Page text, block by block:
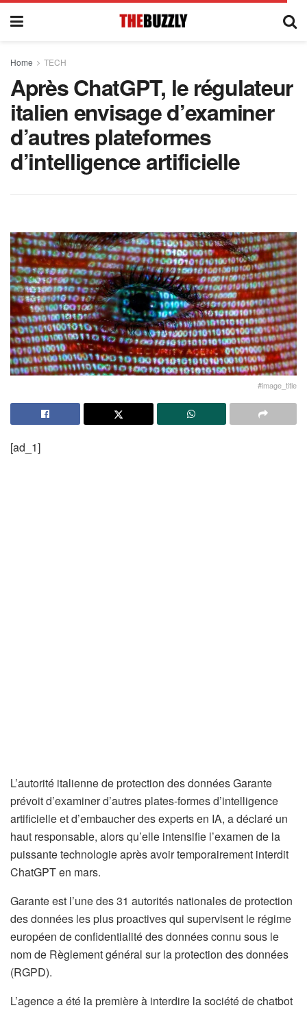
Home TECH
Après ChatGPT, le régulateur
italien envisage d’examiner
d’autres plateformes
d’intelligence artificielle
#image_title
[ad_1]
L’autorité italienne de protection des données Garante
prévoit d’examiner d’autres plates-formes d’intelligence
artificielle et d’embaucher des experts en IA, a déclaré un
haut responsable, alors qu’elle intensifie l’examen de la
puissante technologie après avoir temporairement interdit
ChatGPT en mars.
Garante est l’une des 31 autorités nationales de protection
des données les plus proactives qui supervisent le régime
européen de confidentialité des données connu sous le
nom de Règlement général sur la protection des données
(RGPD).
L’agence a été la première à interdire la société de chatbot